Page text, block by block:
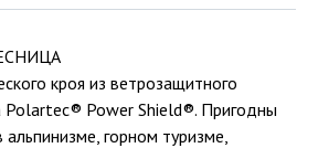
кроя из ветрозащитного
Power Shield®. Пригодны
альпинизме, горном туризме,